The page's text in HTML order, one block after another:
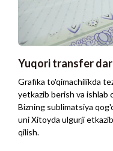
Yuqori transfer
Grafika to'qimachilikda
yetkazib berish va ishlab
Bizning sublimatsiya
uni Xitoyda ulgurji
qilish.